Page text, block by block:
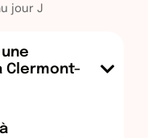
jour J
Clermont-